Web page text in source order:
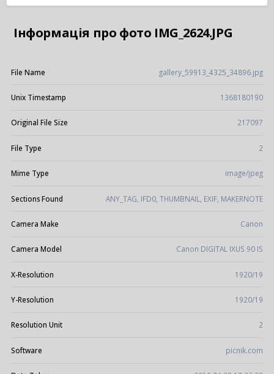
Інформація про фото IMG_2624.JPG
File Name gallery_59913_4325_34896.jpg
Unix Timestamp 1368180190
Original File Size 217097
File Type 2
Mime Type image/jpeg
Sections Found ANY_TAG, IFD0, THUMBNAIL, EXIF, MAKERNOTE
Camera Make Canon
Camera Model Canon DIGITAL IXUS 90 IS
X-Resolution 1920/19
Y-Resolution 1920/19
Resolution Unit 2
Software picnik.com